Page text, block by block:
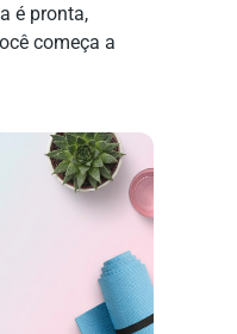
é pronta,
começa a